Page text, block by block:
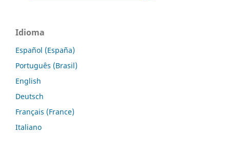
Idioma
Español (España)
Português (Brasil)
English
Deutsch
Français (France)
Italiano